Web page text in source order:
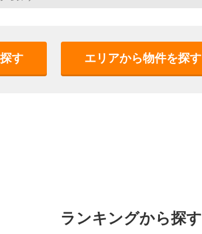
す エリアから物件を探す
ランキングから探す